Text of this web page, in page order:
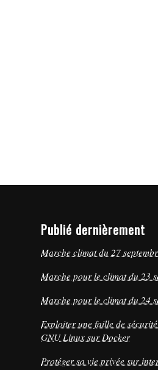
Publié dernièrement
Marche climat du 27
Marche pour le climat du 23
Marche pour le climat du 24
Exploiter une faille de
GNU Linux sur Docker
Protéger sa vie privée sur